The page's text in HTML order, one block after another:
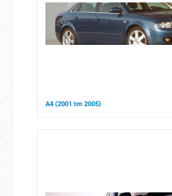
A4 (2001 tm 2005)